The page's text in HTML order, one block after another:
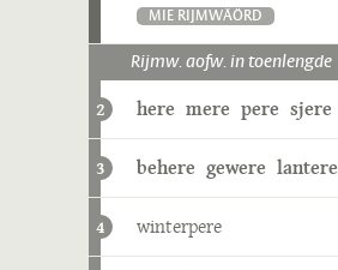
MIE RIJMWÄÖRD
Rijmw. aofw. in toenlengde
2 here mere pere sjere
3 behere gewere lantere
4 winterpere